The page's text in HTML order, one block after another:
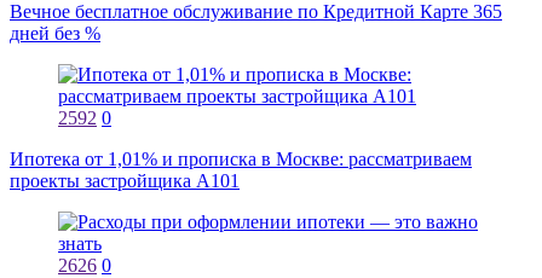
Вечное бесплатное обслуживание по Кредитной Карте 365
дней без %
2592 0
Ипотека от 1,01% и прописка в Москве: рассматриваем
проекты застройщика А101
2626 0